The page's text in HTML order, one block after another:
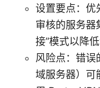
设置要点：优
审核的服务器
接”模式以降低
风险点：错误
域服务器）可